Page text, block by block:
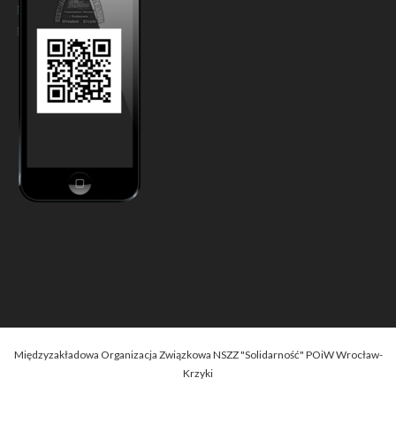
Międzyzakładowa Organizacja Związkowa NSZZ "Solidarność" POiW Wrocław-
Krzyki